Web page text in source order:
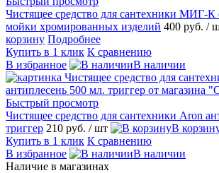
Чистящее средство для сантехники МИГ-К
мойки хромированных изделий 400 руб. /
корзину Подробнее
Купить в 1 клик К сравнению
В избранное
В наличии
Быстрый просмотр
Чистящее средство для сантехники Aron
триггер 210 руб. / шт В
Купить в 1 клик К сравнению
В избранное
В наличии
Наличие в магазинах